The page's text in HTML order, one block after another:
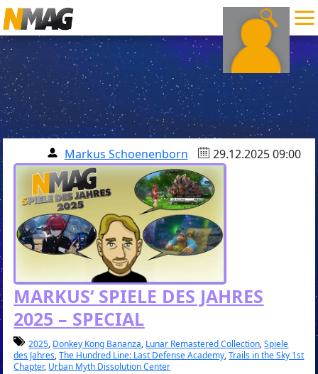
Markus Schoenenborn 29.12.2025 09:00
MARKUS‘ SPIELE DES JAHRES
2025 – SPECIAL
2025, Donkey Kong Bananza, Lunar Remastered Collection,Spiele
des Jahres,The Hundred Line: Last Defense Academy,Trails in the Sky 1st
Chapter, Urban Myth Dissolution Center